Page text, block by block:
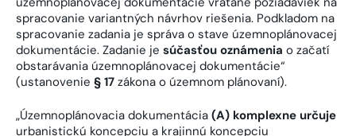
spracovanie variantných návrhov riešenia. Podkladom na
spracovanie zadania je správa o stave územnoplánovacej
dokumentácie. Zadanie je súčasťou oznámenia o začatí
obstarávania územnoplánovacej dokumentácie“
(ustanovenie § 17 zákona o územnom plánovaní).
„Územnoplánovacia dokumentácia (A) komplexne určuje
urbanistickú koncepciu a krajinnú koncepciu